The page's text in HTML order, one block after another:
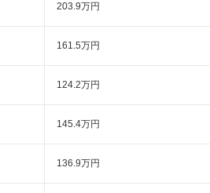
203.9万円
161.5万円
124.2万円
145.4万円
136.9万円